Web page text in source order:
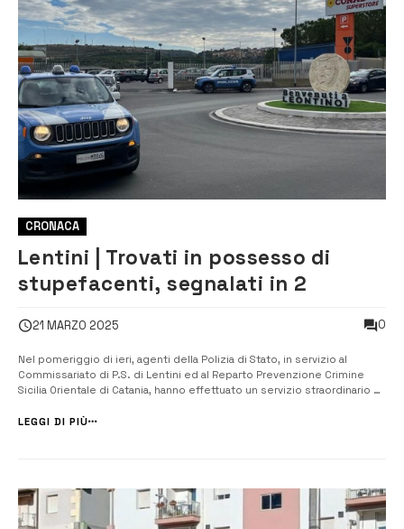
CRONACA
Lentini | Trovati in possesso di
stupefacenti, segnalati in 2
21 MARZO 2025 0
Nel pomeriggio di ieri, agenti della Polizia di Stato, in servizio al
Commissariato di P.S. di Lentini ed al Reparto Prevenzione Crimine
Sicilia Orientale di Catania, hanno effettuato un servizio straordinario di
controllato 45 veicoli ed elevato 5 sanzioni per inosserv...
LEGGI DI PIÙ